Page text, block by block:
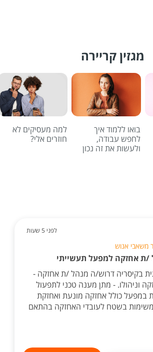
מגזין קריירה
בואו ללמוד איך
לחפש עבודה,
ולעשות את זה נכון
למה מעסיקים לא
חוזרים אלי?
לפני 5 שעות
משאבי אנוש
/ת אחזקה למפעל תעשייתי
בקיסריה דרוש/ה מנהל /ת אחזקה -
וניהולו. - מתן מענה טכני לתפעול
במפעל כולל אחזקה מונעת ואחזקת
בשטח לעובדי האחזקה בהתאם